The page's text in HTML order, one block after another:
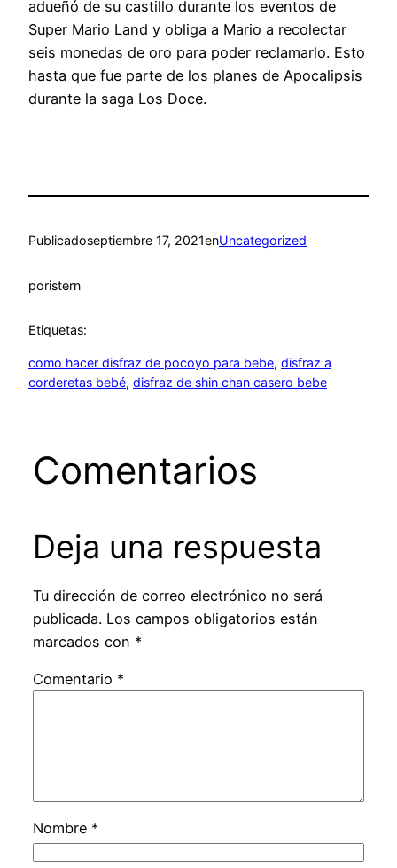
adueñó de su castillo durante los eventos de
Super Mario Land y obliga a Mario a recolectar
seis monedas de oro para poder reclamarlo. Esto
hasta que fue parte de los planes de Apocalipsis
durante la saga Los Doce.
Publicadoseptiembre 17, 2021enUncategorized
poristern
Etiquetas:
como hacer disfraz de pocoyo para bebe, disfraz a
corderetas bebé, disfraz de shin chan casero bebe
Comentarios
Deja una respuesta
Tu dirección de correo electrónico no será
publicada. Los campos obligatorios están
marcados con *
Comentario *
Nombre *